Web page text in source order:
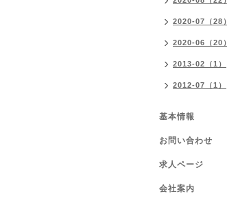
2020-07（28）
2020-06（20）
2013-02（1）
2012-07（1）
基本情報
お問い合わせ
求人ページ
会社案内